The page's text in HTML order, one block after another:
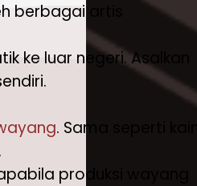
berbagai artis
luar negeri. Asalkan
. Sama seperti
produksi wayang